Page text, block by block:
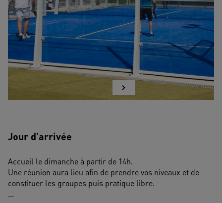
Jour d'arrivée
Accueil le dimanche à partir de 14h.
Une réunion aura lieu afin de prendre vos niveaux et de
constituer les groupes puis pratique libre.
...